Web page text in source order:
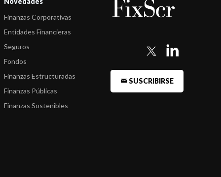
Finanzas Corporativas
Entidades Financieras
Seguros
Fondos
Finanzas Estructuradas
Finanzas Públicas
Finanzas Sostenibles
SUSCRIBIRSE